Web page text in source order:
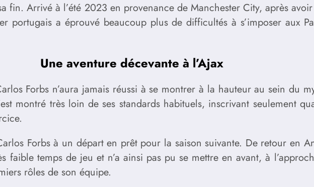
fin. Arrivé à l’été 2023 en provenance de Manchester City, après
portugais a éprouvé beaucoup plus de difficultés à s’imposer aux
Une aventure décevante à l’Ajax
Forbs n’aura jamais réussi à se montrer à la hauteur au sein du
montré très loin de ses standards habituels, inscrivant seulement
Forbs à un départ en prêt pour la saison suivante. De retour en
faible temps de jeu et n’a ainsi pas pu se mettre en avant, à
rôles de son équipe.